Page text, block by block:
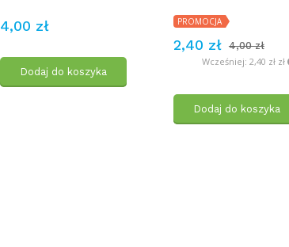
4,00 zł
Dodaj do koszyka
PROMOCJA
2,40 zł
4,00 zł
Wcześniej: 2,40 zł zł
Dodaj do koszyka